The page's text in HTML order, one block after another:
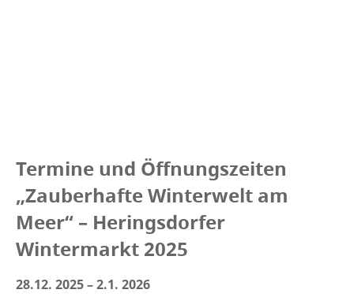
Termine und Öffnungszeiten
„Zauberhafte Winterwelt am
Meer“ – Heringsdorfer
Wintermarkt 2025
28.12. 2025 – 2.1. 2026